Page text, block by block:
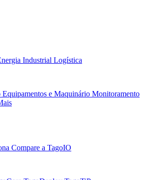
Industrial Logística
Equipamentos e Maquinário Monitoramento
Compare a TagoIO